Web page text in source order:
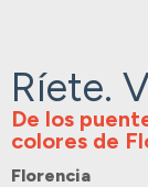
Ríete.
De los
colores de
Florencia